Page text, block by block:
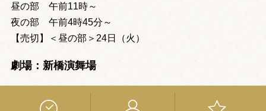
昼の部 午前11時～
夜の部 午前4時45分～
【売切】＜昼の部＞24日（火）
劇場：新橋演舞場